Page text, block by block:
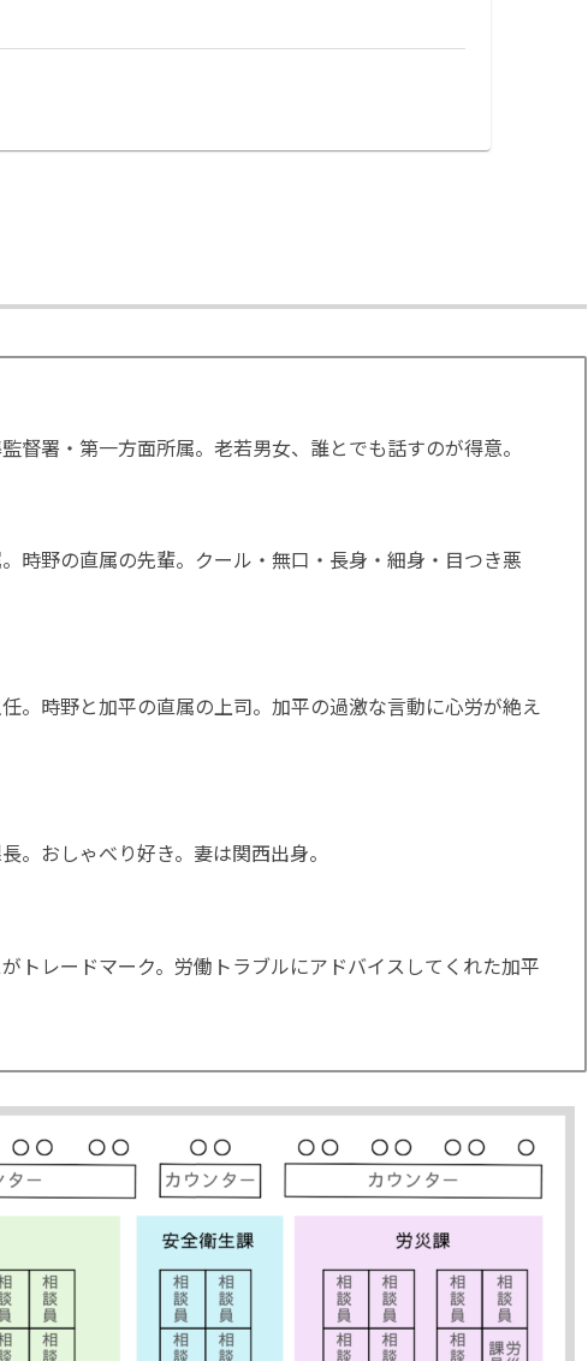
督署・第一方面所属。老若男女、誰とでも話すのが得意。
時野の直属の先輩。クール・無口・長身・細身・目つき悪
。時野と加平の直属の上司。加平の過激な言動に心労が絶え
。おしゃべり好き。妻は関西出身。
トレードマーク。労働トラブルにアドバイスしてくれた加平